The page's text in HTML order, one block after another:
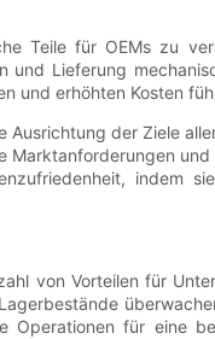
Teile für OEMs zu
und Lieferung
und erhöhten Kosten
der Ziele
Marktanforderungen
indem
von Vorteilen für
Operationen für eine